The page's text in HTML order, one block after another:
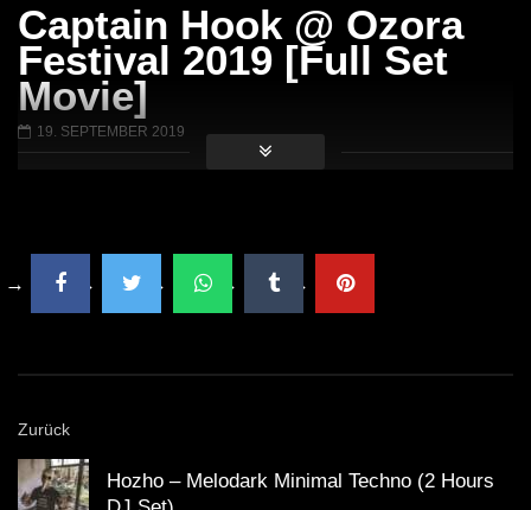
01:01:41
Arnstadt – Arntekk Restart //
Arnstadt – Arntekk
Captain Hook @ Ozora
Festival 2019 [Full Set
Movie]
19. SEPTEMBER 2019
Zurück
Hozho – Melodark Minimal Techno (2 Hours